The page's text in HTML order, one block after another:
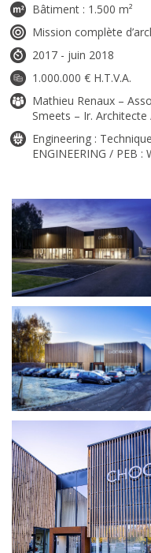
Bâtiment : 1.500 m²
Mission complète
2017 - juin 2018
1.000.000 € H.T.V.A.
Mathieu Renaux –
Smeets – Ir.
Engineering :
ENGINEERING / PEB :